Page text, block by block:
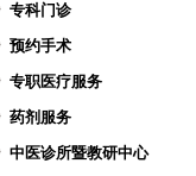
专科门诊
预约手术
专职医疗服务
药剂服务
中医诊所暨教研中心